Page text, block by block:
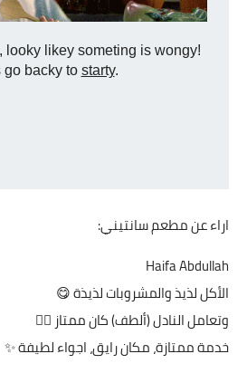
اراء عن مطعم سانتيني:
Haifa Abdullah
الأكل لذيذ والمشروبات لذيذة 😋
وتعامل النادل (ألطف) كان ممتاز 👍🏼
خدمة ممتازة، مكان رايق، اجواء لطيفة ✨